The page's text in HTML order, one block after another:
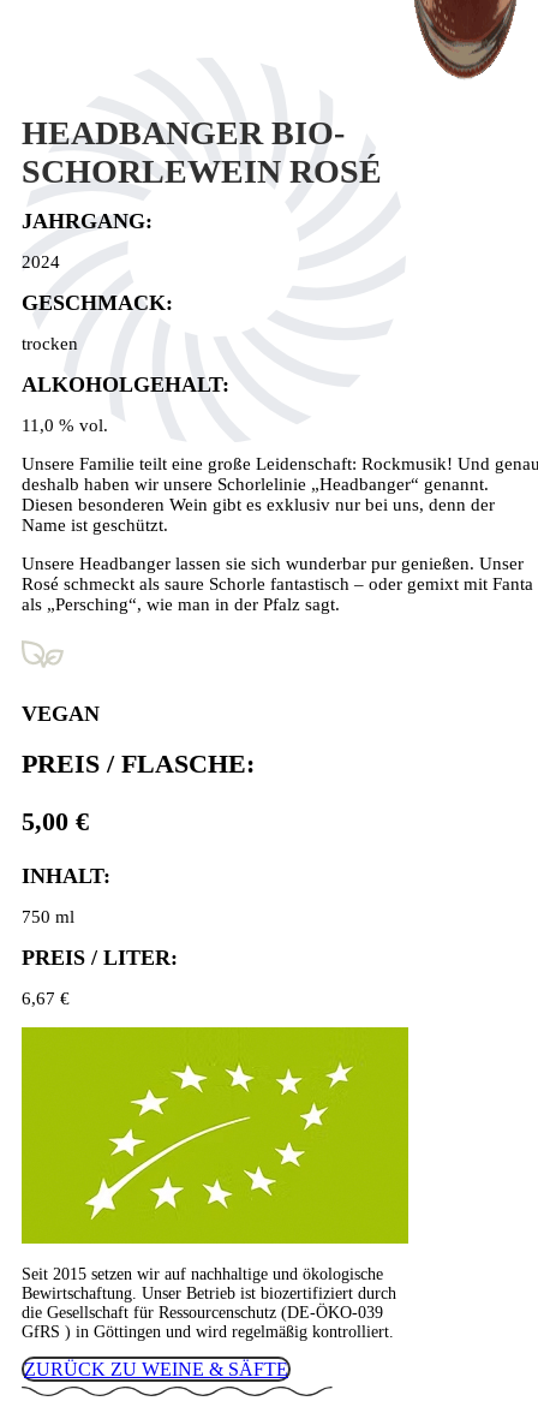
HEADBANGER BIO-
SCHORLEWEIN ROSÉ
JAHRGANG:
2024
GESCHMACK:
trocken
ALKOHOLGEHALT:
11,0 % vol.
Unsere Familie teilt eine große Leidenschaft: Rockmusik! Und
deshalb haben wir unsere Schorlelinie „Headbanger“ genannt.
Diesen besonderen Wein gibt es exklusiv nur bei uns, denn der
Name ist geschützt.
Unsere Headbanger lassen sie sich wunderbar pur genießen. Unser
Rosé schmeckt als saure Schorle fantastisch – oder gemixt mit Fanta
als „Persching“, wie man in der Pfalz sagt.
VEGAN
PREIS / FLASCHE:
5,00 €
INHALT:
750 ml
PREIS / LITER:
6,67 €
Seit 2015 setzen wir auf nachhaltige und ökologische
Bewirtschaftung. Unser Betrieb ist biozertifiziert durch
die Gesellschaft für Ressourcenschutz (DE-ÖKO-039
GfRS ) in Göttingen und wird regelmäßig kontrolliert.
ZURÜCK ZU WEINE & SÄFTE